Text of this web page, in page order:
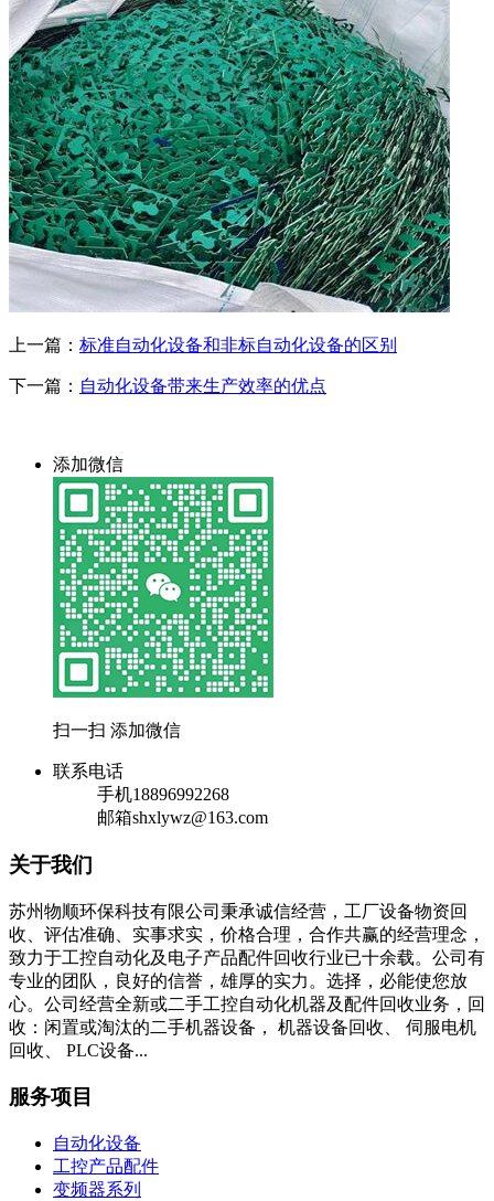
上一篇： 标准自动化设备和非标自动化设备的区别
下一篇： 自动化设备带来生产效率的优点
添加微信
扫一扫 添加微信
联系电话
手机18896992268
邮箱shxlywz@163.com
关于我们
苏州物顺环保科技有限公司秉承诚信经营，工厂设备物资回
收、评估准确、实事求实，价格合理，合作共赢的经营理念，
致力于工控自动化及电子产品配件回收行业已十余载。公司有
专业的团队，良好的信誉，雄厚的实力。选择，必能使您放
心。公司经营全新或二手工控自动化机器及配件回收业务，回
收：闲置或淘汰的二手机器设备， 机器设备回收、 伺服电机
回收、 PLC设备...
服务项目
自动化设备
工控产品配件
变频器系列